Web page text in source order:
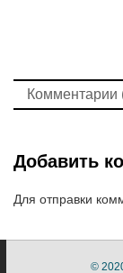
Комментарии
Добавить
Для отправки
©